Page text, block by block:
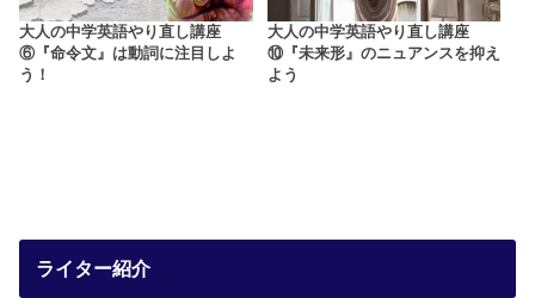
大人の中学英語やり直し講座
⑥『命令文』は動詞に注目しよ
う！
大人の中学英語やり直し講座
⑩『未来形』のニュアンスを抑え
よう
ライター紹介